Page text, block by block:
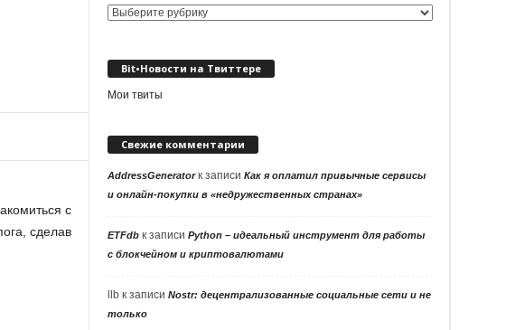
с
сделав
Выбор
Bit•Новости на Твиттере
Мои твиты
Свежие комментарии
AddressGeneratorк записиКак я оплатил привычные сервисы
и онлайн-покупки в «недружественных странах»
ETFdb к записиPython – идеальный инструмент для работы
с блокчейном и криптовалютами
llb к записиNostr: децентрализованные социальные сети и не
только